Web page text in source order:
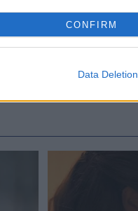
CONFIRM
Data Deletion